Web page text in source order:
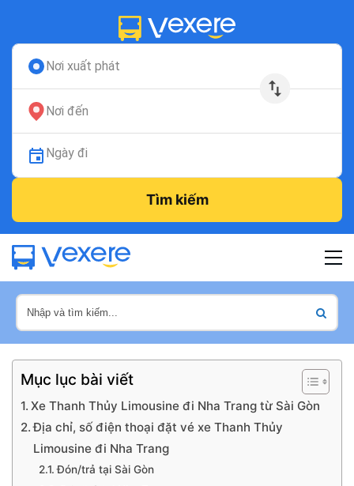
Nơi xuất phát
Nơi đến
Ngày đi
Tìm kiếm
Mục lục bài viết
Xe Thanh Thủy Limousine đi Nha Trang từ Sài Gòn
Địa chỉ, số điện thoại đặt vé xe Thanh Thủy
Limousine đi Nha Trang
Đón/trả tại Sài Gòn